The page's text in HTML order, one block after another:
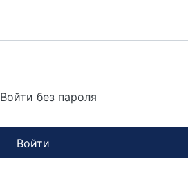
Войти без пароля
Войти